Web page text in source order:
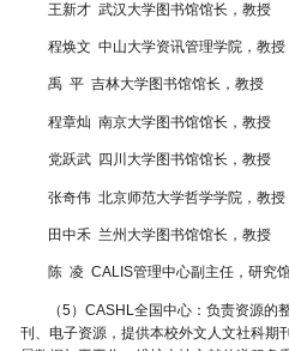
王新才 武汉大学图书馆馆长，教授
程焕文 中山大学资讯管理学院，教授
禹 平 吉林大学图书馆馆长，教授
程章灿 南京大学图书馆馆长，教授
党跃武 四川大学图书馆馆长，教授
张奇伟 北京师范大学哲学学院，教授
田中禾 兰州大学图书馆馆长，教授
陈 凌 CALIS管理中心副主任，研究
（5）CASHL全国中心：负责资源的
刊、电子资源，提供本校外文人文社科期